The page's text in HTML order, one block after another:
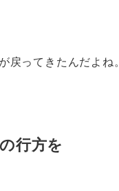
戻ってきたんだよね。
行方を